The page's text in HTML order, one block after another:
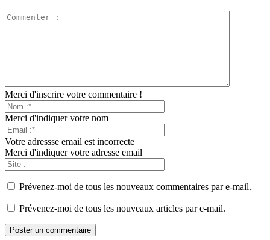
Merci d'inscrire votre commentaire !
Merci d'indiquer votre nom
Votre adressse email est incorrecte
Merci d'indiquer votre adresse email
Prévenez-moi de tous les nouveaux commentaires par e-mail.
Prévenez-moi de tous les nouveaux articles par e-mail.